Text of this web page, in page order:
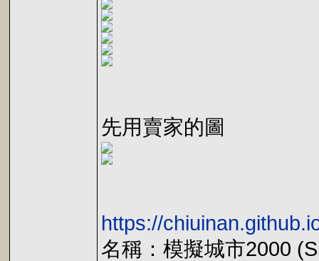
先用賣家的圖
https://
名稱：模擬城市2000